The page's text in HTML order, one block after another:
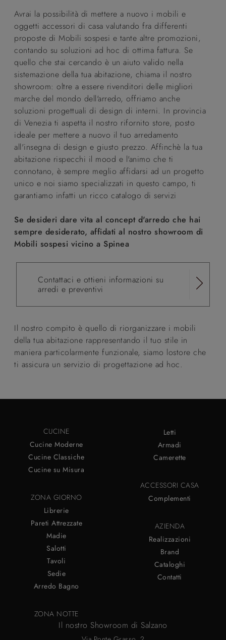
Avrai la possibilità di mettere a nuovo i mobili e
oggetti accessori di casa valutando fra differenti
proposte di Mobili sospesi e tante altre promozioni,
contando su soluzioni ad hoc di ottima fattura. Se
quello che stai cercando è un aiuto valido nella
sistemazione della tua abitazione, chiama il nostro
showroom: oltre a essere rivenditori delle migliori
marche del mondo dell'arredo, offriamo anche
soluzioni progettuali di design di interni. In provincia
di Venezia ti aspetta il nostro rifornito store, posto
ideale per mettere a nuovo il tuo arredamento
all'insegna di design e giusto prezzo. Affinchè la tua
abitazione rispecchi il mood e l'animo che ti
connotano, è sempre meglio affidarsi ad un progetto
unico e noi siamo specializzati in questo campo, ti
garantiamo infatti un ricco catalogo di servizi
Se desideri dare vita al concept d'arredo che hai
sempre desiderato, affidati al nostro showroom di
Mobili sospesi vicino a Spinea
Contattaci e ottieni informazioni su
arredi e preventivi
Il nostro compito è quello di riorganizzare i mobili
della tua abitazione rappresentando il tuo stile in
maniera particolarmente funzionale, siamo lostore che
ti assicura un servizio di progettazione ad hoc.
CUCINE
Cucine Moderne
Cucine Classiche
Cucine su Misura
ZONA GIORNO
Librerie
Pareti Attrezzate
Madie
Salotti
Tavoli
Sedie
Arredo Bagno
ZONA NOTTE
Letti
Armadi
Camerette
ACCESSORI CASA
Complementi
AZIENDA
Realizzazioni
Brand
Cataloghi
Contatti
Il nostro Showroom di Salzano